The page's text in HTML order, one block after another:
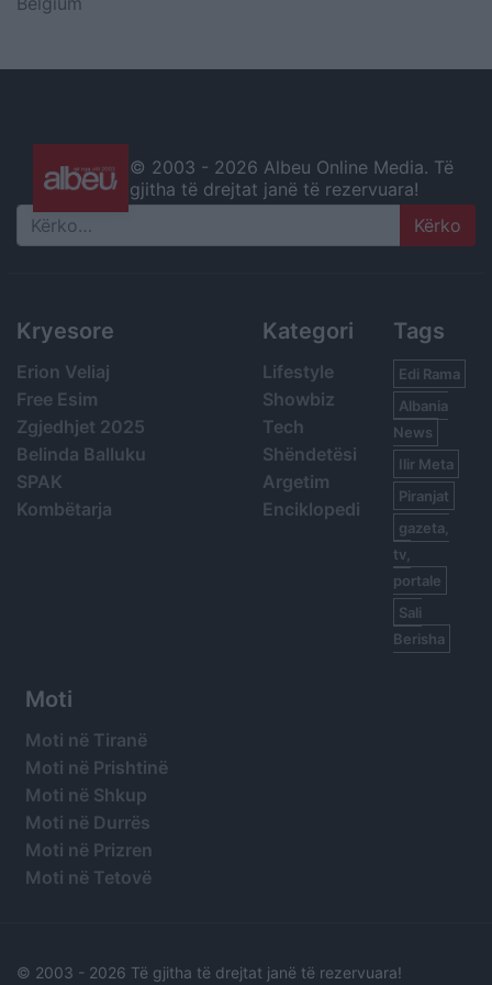
© 2003 - 2026 Albeu Online Media. Të
gjitha të drejtat janë të rezervuara!
Search
Kryesore
Erion Veliaj
Free Esim
Zgjedhjet 2025
Belinda Balluku
SPAK
Kombëtarja
Kategori
Lifestyle
Showbiz
Tech
Shëndetësi
Argetim
Enciklopedi
Tags
Edi Rama
Albania
News
Ilir Meta
Piranjat
gazeta,
tv,
portale
Sali
Berisha
Moti
Moti në Tiranë
Moti në Prishtinë
Moti në Shkup
Moti në Durrës
Moti në Prizren
Moti në Tetovë
© 2003 - 2026 Të gjitha të drejtat janë të rezervuara!